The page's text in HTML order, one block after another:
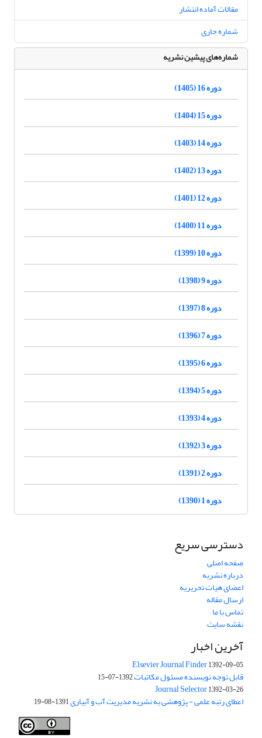
مقالات آماده انتشار
شماره جاری
شماره‌های پیشین نشریه
دوره 16 (1405)
دوره 15 (1404)
دوره 14 (1403)
دوره 13 (1402)
دوره 12 (1401)
دوره 11 (1400)
دوره 10 (1399)
دوره 9 (1398)
دوره 8 (1397)
دوره 7 (1396)
دوره 6 (1395)
دوره 5 (1394)
دوره 4 (1393)
دوره 3 (1392)
دوره 2 (1391)
دوره 1 (1390)
دسترسی سریع
صفحه اصلی
درباره نشریه
اعضای هیات تحریریه
ارسال مقاله
تماس با ما
نقشه سایت
آخرین اخبار
Elsevier Journal Finder1392-09-05
قابل توجه نویسنده مسئول مکاتبات1392-07-15
Journal Selector1392-03-26
اعطای رتبه علمی - پژوهشی به نشریه مدیریت آب و آبیاری1391-08-19